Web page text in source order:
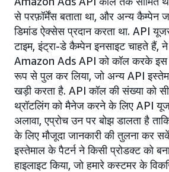
से परफ़ॉर्मेंस बताता था, और अन्य कैम्पेन
डिमांड ऐक्सेस प्रदान करता था. API
टाइम, इंट्रा-डे कैम्पेन इनसाइट चाहते हैं,
Amazon Ads API को कॉल करके इस
रूप से पुल कर लिया, जो अन्य API
खड़ी करता है. API कॉल की संख्या को
थ्रॉटलिंग को मैनेज करने के लिए API
अलावा, एप्रोच उन पर बोझ डालता है
के लिए मौजूदा जानकारी की तुलना कर
इस्तेमाल के पैटर्न ने किसी प्रोडक्ट को
हाइलाइट किया, जो हमारे कस्टमर के